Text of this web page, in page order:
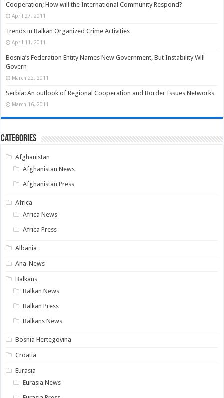
Cooperation; How will the International Community Respond?
April 27, 2011
Trends in Balkan Organized Crime Activities
April 11, 2011
Bosnia’s Federation Entity Names New Government, But Instability Will
Govern
March 22, 2011
Serbia: An outlook of Regional Cooperation and Border Issues Networks
March 16, 2011
Categories
Afghanistan
Afghanistan News
Afghanistan Press
Africa
Africa News
Africa Press
Albania
Ana-News
Balkans
Balkan News
Balkan Press
Balkans News
Bosnia Hertegovina
Croatia
Eurasia
Eurasia News